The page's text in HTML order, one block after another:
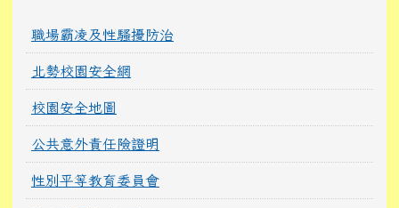
職場霸凌及性騷擾防治
北勢校園安全網
校園安全地圖
公共意外責任險證明
性別平等教育委員會